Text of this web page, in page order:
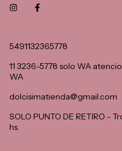
5491132365778
11 3236-5778 solo WA
WA
dolcisimatienda@gmail.com
SOLO PUNTO DE RETIRO -
hs.